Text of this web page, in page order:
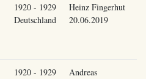
1920 - 1929
Deutschland
Heinz Fingerhut
20.06.2019
1920 - 1929
Andreas